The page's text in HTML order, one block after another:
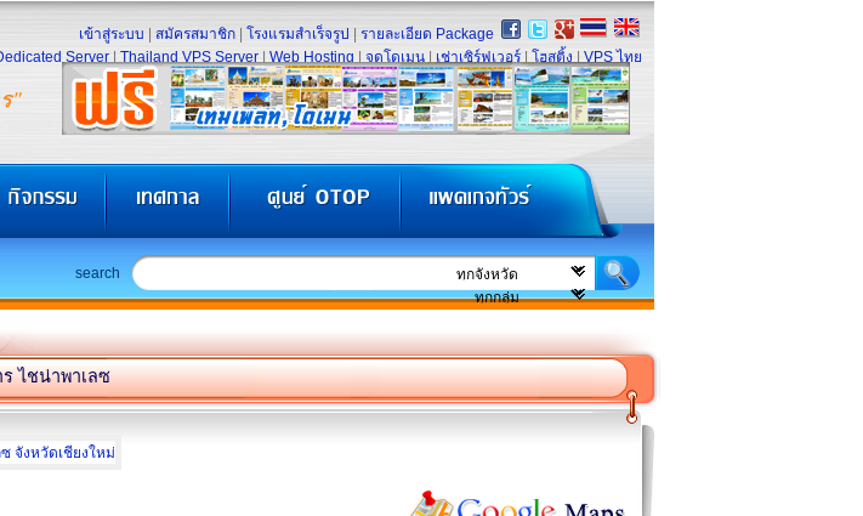
"
เข้าสู่ระบบ สมัครสมาชิก โรงแรมสำเร็จรูป
รายละเอียด Package
Server Thailand VPS Server Web Hosting จดโดเมน เช่าเซิร์ฟเวอร์ โฮสติ้ง VPS ไทย
search
ไชน่าพาเลซ